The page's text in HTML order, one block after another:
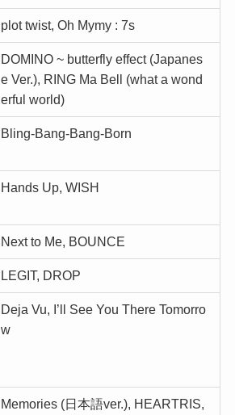
plot twist, Oh Mymy : 7s
DOMINO ~ butterfly effect (Japanes
e Ver.), RING Ma Bell (what a wond
erful world)
Bling-Bang-Bang-Born
Hands Up, WISH
Next to Me, BOUNCE
LEGIT, DROP
Deja Vu, I’ll See You There Tomorro
w
Memories (日本語ver.), HEARTRIS,